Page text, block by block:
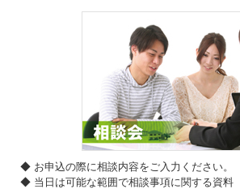
◆ お申込の際に相談内容をご入力ください。
◆ 当日は可能な範囲で相談事項に関する資料